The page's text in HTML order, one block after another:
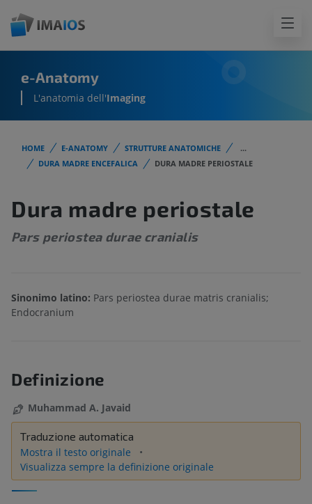
e-Anatomy
L'anatomia dell'Imaging
HOME E-ANATOMY STRUTTURE ANATOMICHE
...
DURA MADRE ENCEFALICA
DURA MADRE PERIOSTALE
Dura madre periostale
Pars periostea durae cranialis
Sinonimo latino: Pars periostea durae matris cranialis;
Endocranium
Definizione
Muhammad A. Javaid
Traduzione automatica
Mostra il testo originale
Visualizza sempre la definizione originale